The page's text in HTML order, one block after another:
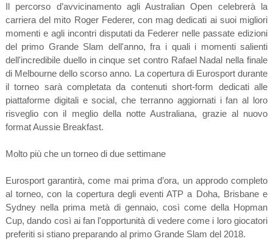
Il percorso d’avvicinamento agli Australian Open celebrerà la
carriera del mito Roger Federer, con mag dedicati ai suoi migliori
momenti e agli incontri disputati da Federer nelle passate edizioni
del primo Grande Slam dell'anno, fra i quali i momenti salienti
dell'incredibile duello in cinque set contro Rafael Nadal nella finale
di Melbourne dello scorso anno. La copertura di Eurosport durante
il torneo sarà completata da contenuti short-form dedicati alle
piattaforme digitali e social, che terranno aggiornati i fan al loro
risveglio con il meglio della notte Australiana, grazie al nuovo
format Aussie Breakfast.
Molto più che un torneo di due settimane
Eurosport garantirà, come mai prima d’ora, un approdo completo
al torneo, con la copertura degli eventi ATP a Doha, Brisbane e
Sydney nella prima metà di gennaio, così come della Hopman
Cup, dando così ai fan l'opportunità di vedere come i loro giocatori
preferiti si stiano preparando al primo Grande Slam del 2018.